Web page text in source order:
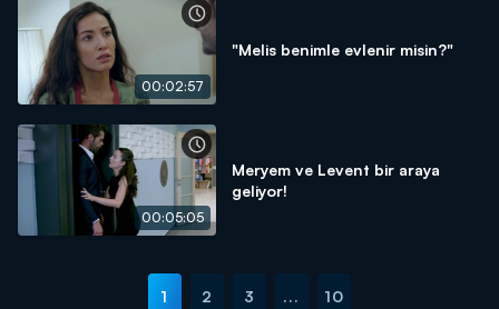
00:02:57
"Melis benimle evlenir misin?"
00:05:05
Meryem ve Levent bir araya
geliyor!
1 2 3 ... 10